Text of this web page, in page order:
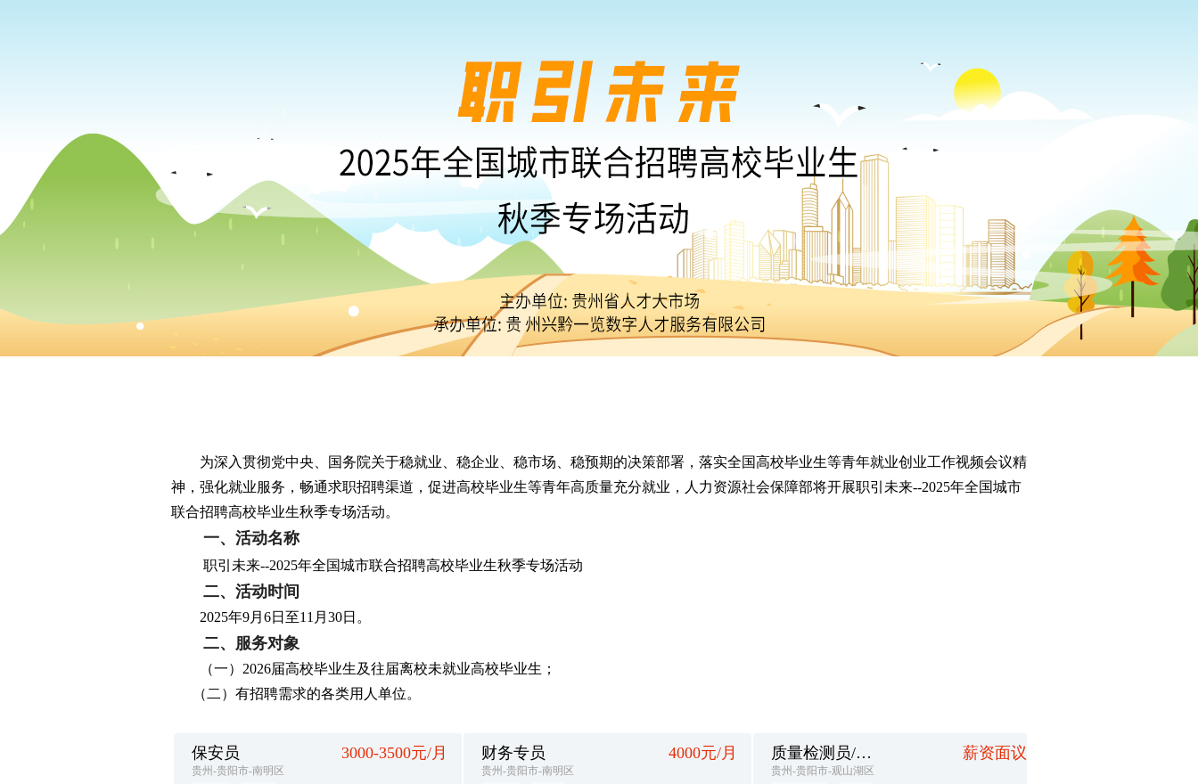
为深入贯彻党中央、国务院关于稳就业、稳企业、稳市场、稳预期的决策部署，落实全国高校毕业生等青年就业创业工作视频会议精
神，强化就业服务，畅通求职招聘渠道，促进高校毕业生等青年高质量充分就业，人力资源社会保障部将开展职引未来--2025年全国城市
联合招聘高校毕业生秋季专场活动。
一、 活动名称
职引未来--2025年全国城市联合招聘高校毕业生秋季专场活动
二、 活动时间
2025年9月6日至11月30日。
二、服务对象
（一）2026届高校毕业生及往届离校未就业高校毕业生；
（二）有招聘需求的各类用人单位。